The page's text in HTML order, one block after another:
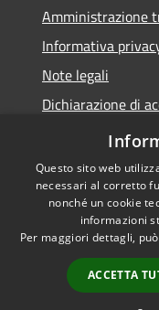
Amministrazione
Informativa
Note legali
Dichiarazione di
Link app
Accessibilità
Questo sito web
necessari al corretto
nonché un cookie
informazioni
Per maggiori dettagli,
ACCETTA